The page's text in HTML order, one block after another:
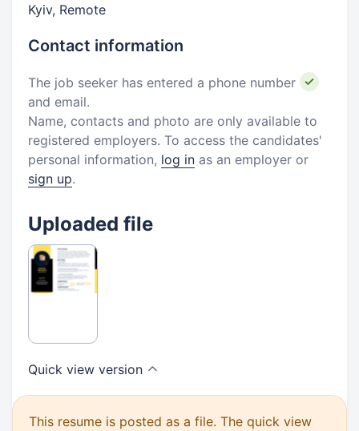
Kyiv, Remote
Contact information
The job seeker has entered a phone number
and email.
Name, contacts and photo are only available to
registered employers. To access the candidates'
personal information, log in as an employer or
sign up.
Uploaded file
Quick view version
This resume is posted as a file. The quick view